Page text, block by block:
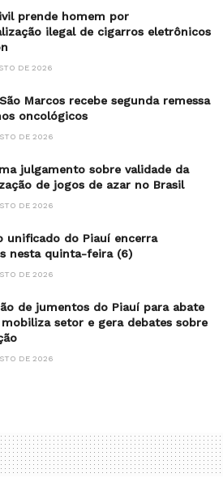
prende homem por
ilegal de cigarros eletrônicos
DE 2026
Marcos recebe segunda remessa
oncológicos
DE 2026
julgamento sobre validade da
de jogos de azar no Brasil
DE 2026
unificado do Piauí encerra
nesta quinta-feira (6)
DE 2026
de jumentos do Piauí para abate
mobiliza setor e gera debates sobre
DE 2026